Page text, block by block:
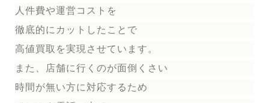
人件費や運営コストを
徹底的にカットしたことで
高値買取を実現させています。
また、店舗に行くのが面倒くさい
時間が無い方に対応するため